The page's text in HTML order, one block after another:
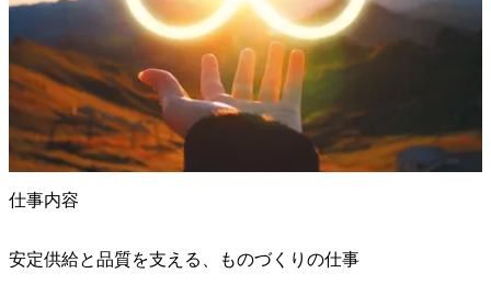
仕事内容
安定供給と品質を支える、ものづくりの仕事